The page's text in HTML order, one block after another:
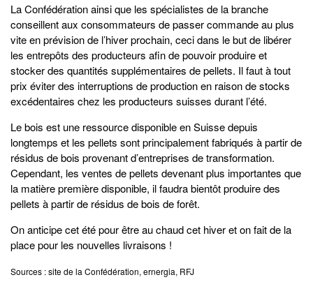
La Confédération ainsi que les spécialistes de la branche
conseillent aux consommateurs de passer commande au plus
vite en prévision de l’hiver prochain, ceci dans le but de libérer
les entrepôts des producteurs afin de pouvoir produire et
stocker des quantités supplémentaires de pellets. Il faut à tout
prix éviter des interruptions de production en raison de stocks
excédentaires chez les producteurs suisses durant l’été.
Le bois est une ressource disponible en Suisse depuis
longtemps et les pellets sont principalement fabriqués à partir de
résidus de bois provenant d’entreprises de transformation.
Cependant, les ventes de pellets devenant plus importantes que
la matière première disponible, il faudra bientôt produire des
pellets à partir de résidus de bois de forêt.
On anticipe cet été pour être au chaud cet hiver et on fait de la
place pour les nouvelles livraisons !
Sources : site de la Confédération, ernergia, RFJ